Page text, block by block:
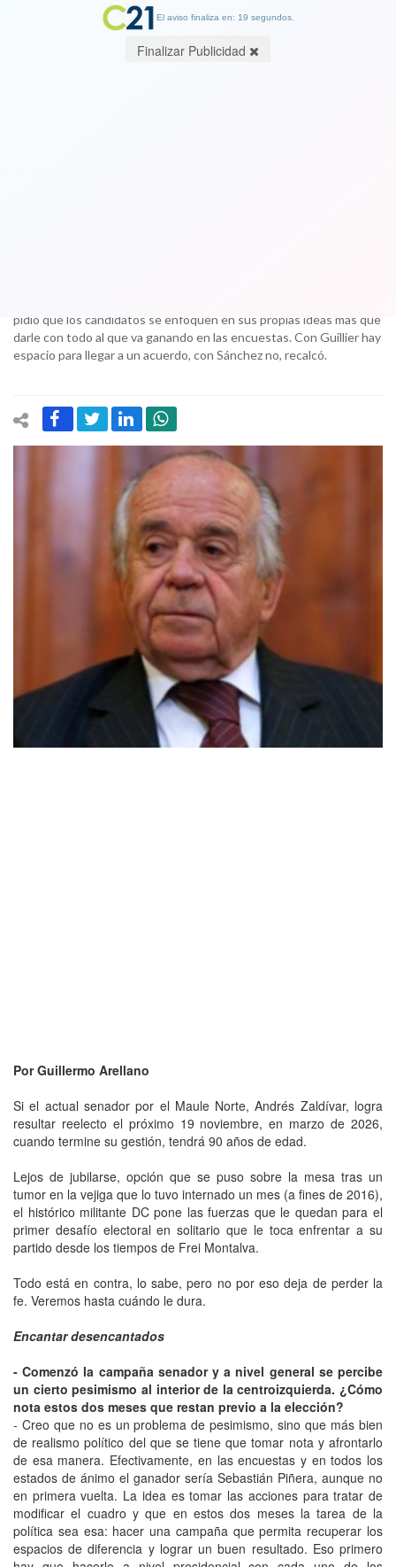
pidió que los candidatos se enfoquen en sus propias ideas más que
darle con todo al que va ganando en las encuestas. Con Guillier hay
espacio para llegar a un acuerdo, con Sánchez no, recalcó.
Por Guillermo Arellano
Si el actual senador por el Maule Norte, Andrés Zaldívar, logra
resultar reelecto el próximo 19 noviembre, en marzo de 2026,
cuando termine su gestión, tendrá 90 años de edad.
Lejos de jubilarse, opción que se puso sobre la mesa tras un
tumor en la vejiga que lo tuvo internado un mes (a fines de 2016),
el histórico militante DC pone las fuerzas que le quedan para el
primer desafío electoral en solitario que le toca enfrentar a su
partido desde los tiempos de Frei Montalva.
Todo está en contra, lo sabe, pero no por eso deja de perder la
fe. Veremos hasta cuándo le dura.
Encantar desencantados
- Comenzó la campaña senador y a nivel general se percibe
un cierto pesimismo al interior de la centroizquierda. ¿Cómo
nota estos dos meses que restan previo a la elección?
- Creo que no es un problema de pesimismo, sino que más bien
de realismo político del que se tiene que tomar nota y afrontarlo
de esa manera. Efectivamente, en las encuestas y en todos los
estados de ánimo el ganador sería Sebastián Piñera, aunque no
en primera vuelta. La idea es tomar las acciones para tratar de
modificar el cuadro y que en estos dos meses la tarea de la
política sea esa: hacer una campaña que permita recuperar los
espacios de diferencia y lograr un buen resultado. Eso primero
El aviso finaliza en: 18 segundos.
Finalizar Publicidad